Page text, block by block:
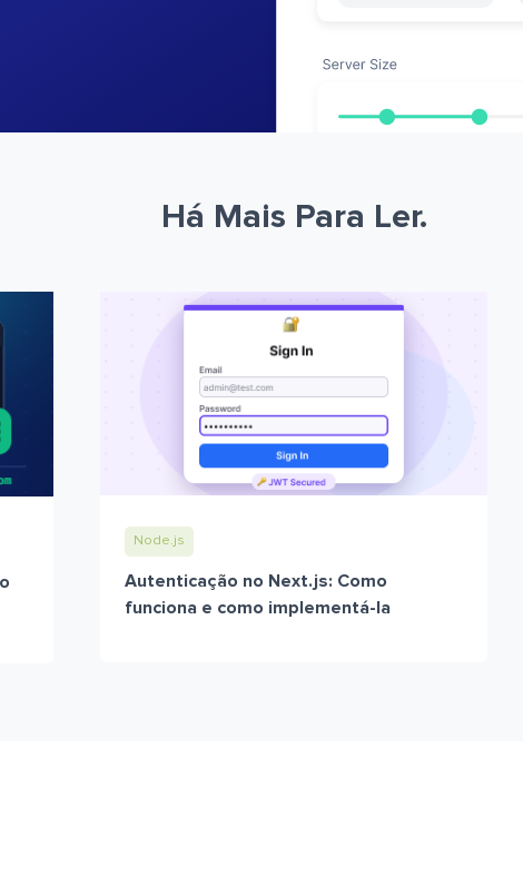
Há Mais Para Ler.
Node.js
Autenticação no Next.js: Como
funciona e como implementá-la